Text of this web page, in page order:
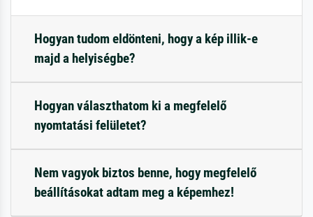
Hogyan tudom eldönteni, hogy a kép illik-e
majd a helyiségbe?
Hogyan választhatom ki a megfelelő
nyomtatási felületet?
Nem vagyok biztos benne, hogy megfelelő
beállításokat adtam meg a képemhez!